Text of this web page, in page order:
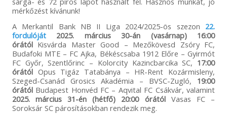
mérkőzést kívánunk!
A Merkantil Bank NB II Liga 2024/2025-ös szezon 22.
fordulóját2025. március 30-án (vasárnap) 16:00
órátólKisvárda Master Good – Mezőkövesd Zsóry FC,
Budafoki MTE – FC Ajka, Békéscsaba 1912 Előre – Gyirmót
FC Győr, Szentlőrinc – Kolorcity Kazincbarcika SC, 17:00
órátólOpus Tigáz Tatabánya – HR-Rent Kozármisleny,
Szeged-Csanád Grosics Akadémia – BVSC-Zugló, 19:00
órátólBudapest Honvéd FC – Aqvital FC Csákvár, valamint
2025. március 31-én (hétfő) 20:00 órátólVasas FC –
Soroksár SC párosításokban rendezik meg.